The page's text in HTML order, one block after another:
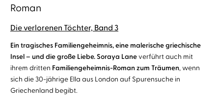
Roman
Die verlorenen Töchter, Band 3
Ein tragisches Familiengeheimnis, eine malerische griechische
Insel – und die große Liebe.Soraya Laneverführt auch mit
ihrem dritten Familiengeheimnis-Roman zum Träumen, wenn
sich die 30-jährige Ella aus London auf Spurensuche in
Griechenland begibt.